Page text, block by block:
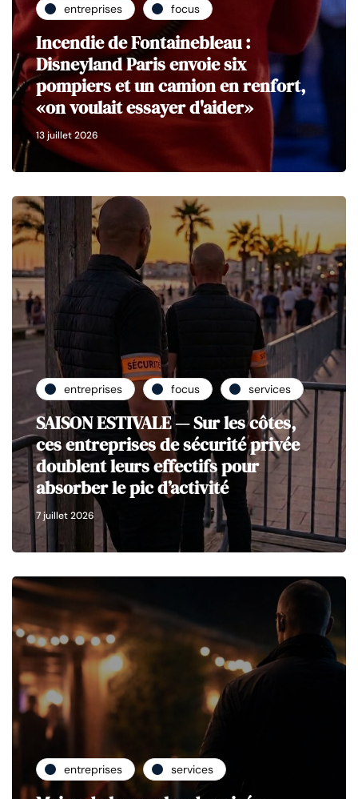
entreprises focus
Incendie de Fontainebleau :
Disneyland Paris envoie six
pompiers et un camion en renfort,
«on voulait essayer d'aider»
13 juillet 2026
entreprises focus services
SAISON ESTIVALE — Sur les côtes,
ces entreprises de sécurité privée
doublent leurs effectifs pour
absorber le pic d’activité
7 juillet 2026
entreprises services